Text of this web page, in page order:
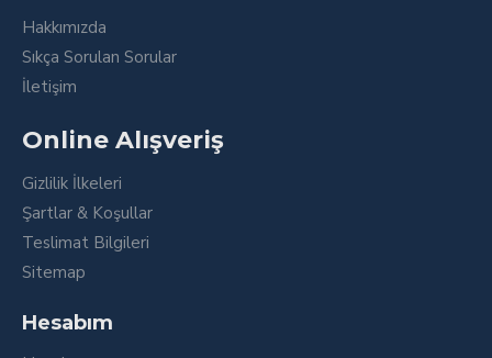
Hakkımızda
Sıkça Sorulan Sorular
İletişim
Online Alışveriş
Gizlilik İlkeleri
Şartlar & Koşullar
Teslimat Bilgileri
Sitemap
Hesabım